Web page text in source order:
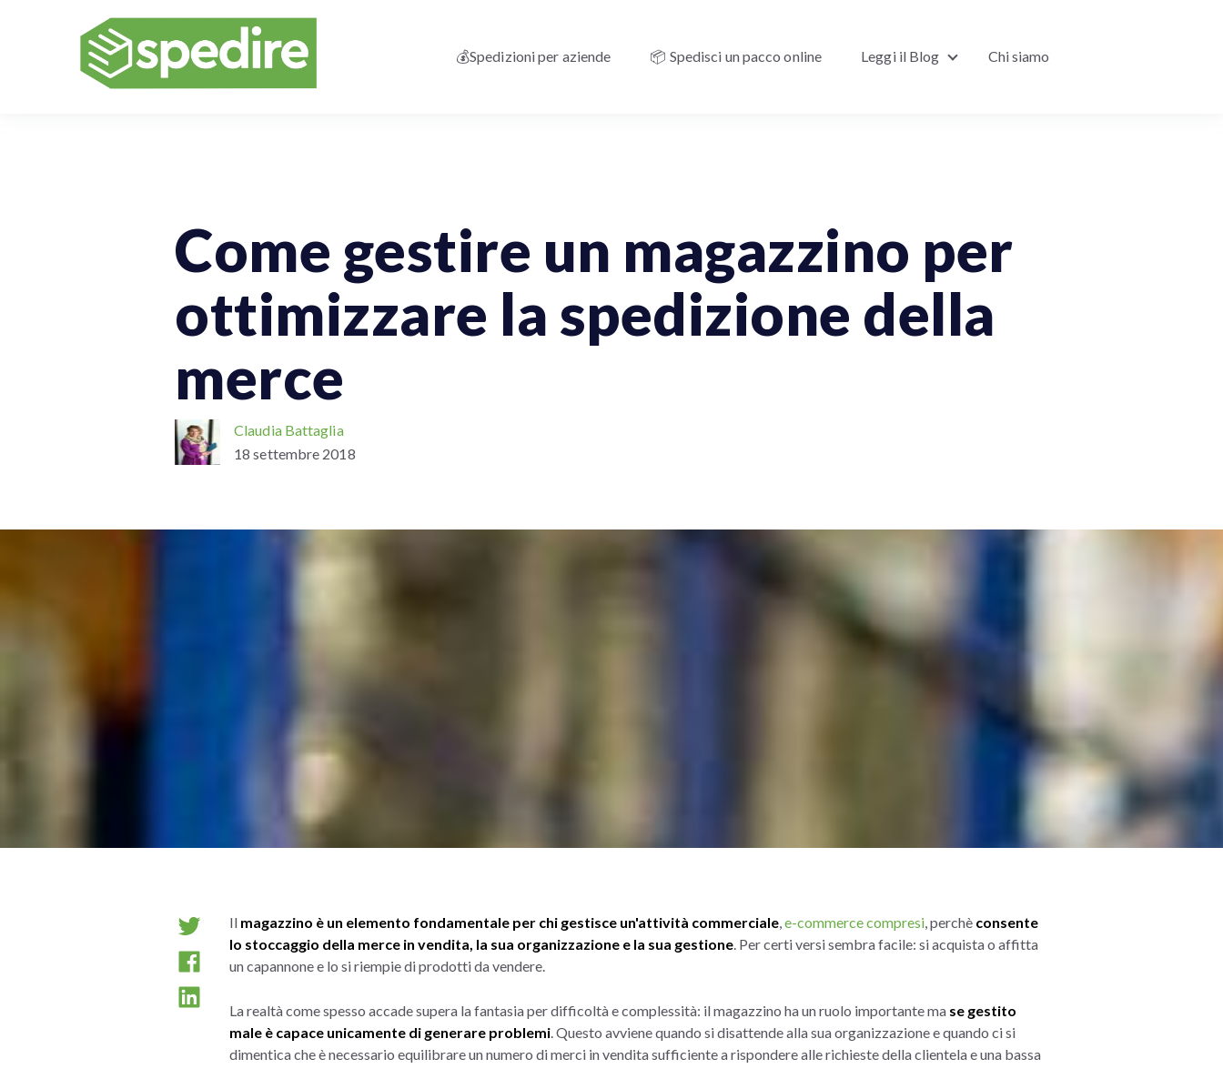
💰Spedizioni per aziende 📦 Spedisci un pacco online Leggi il Blog
Show submenu for Leggi il Blog
Chi siamo
Come gestire un magazzino per
ottimizzare la spedizione della
merce
Claudia Battaglia
18 settembre 2018
Il magazzino è un elemento fondamentale per chi gestisce un'attività commerciale,e-commerce compresi, perchè consente
lo stoccaggio della merce in vendita, la sua organizzazione e la sua gestione. Per certi versi sembra facile: si acquista o affitta
un capannone e lo si riempie di prodotti da vendere.
La realtà come spesso accade supera la fantasia per difficoltà e complessità: il magazzino ha un ruolo importante ma se gestito
male è capace unicamente di generare problemi. Questo avviene quando si disattende alla sua organizzazione e quando ci si
dimentica che è necessario equilibrare un numero di merci in vendita sufficiente a rispondere alle richieste della clientela e una bassa